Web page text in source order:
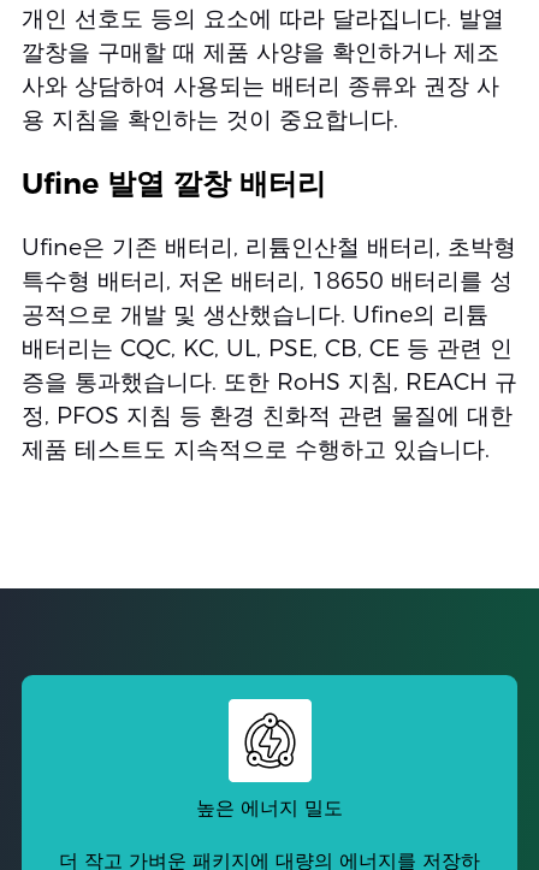
개인 선호도 등의 요소에 따라 달라집니다. 발열
깔창을 구매할 때 제품 사양을 확인하거나 제조
사와 상담하여 사용되는 배터리 종류와 권장 사
용 지침을 확인하는 것이 중요합니다.
Ufine 발열 깔창 배터리
Ufine은 기존 배터리, 리튬인산철 배터리, 초박형
특수형 배터리, 저온 배터리, 18650 배터리를 성
공적으로 개발 및 생산했습니다. Ufine의 리튬
배터리는 CQC, KC, UL, PSE, CB, CE 등 관련 인
증을 통과했습니다. 또한 RoHS 지침, REACH 규
정, PFOS 지침 등 환경 친화적 관련 물질에 대한
제품 테스트도 지속적으로 수행하고 있습니다.
높은 에너지 밀도
더 작고 가벼운 패키지에 대량의 에너지를 저장하